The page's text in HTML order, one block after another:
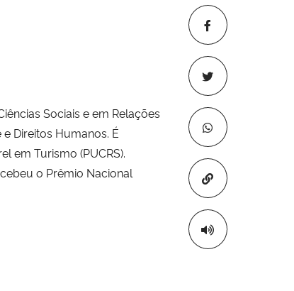
Copiar para
Sociais e em Relações
Direitos Humanos. É
em Turismo (PUCRS).
o Prêmio Nacional